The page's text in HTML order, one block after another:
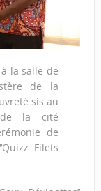
la salle de
de la
sis au
la cité
de
Filets